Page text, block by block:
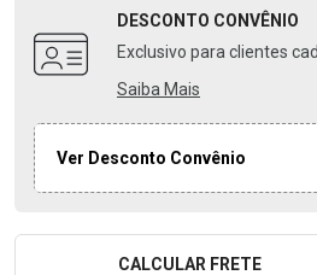
DESCONTO CONVÊNIO
Exclusivo para clientes
Saiba Mais
Ver Desconto Convênio
CALCULAR FRETE